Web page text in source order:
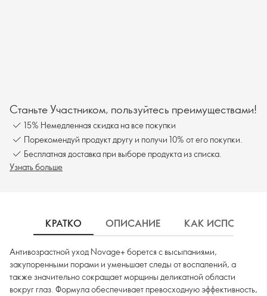
Станьте Участником, пользуйтесь преимуществами!
15% Немедленная скидка на все покупки
Порекомендуй продукт другу и получи 10% от его покупки.
Бесплатная доставка при выборе продукта из списка.
Узнать больше
КРАТКО ОПИСАНИЕ КАК
Антивозрастной уход Novage+ борется с высыпаниями,
закупоренными порами и уменьшает следы от воспалений, а
также значительно сокращает морщины деликатной области
вокруг глаз. Формула обеспечивает превосходную эффективность,